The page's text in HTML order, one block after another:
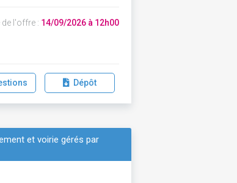
de l'offre : 14/09/2026 à 12h00
Dépôt
et voirie gérés par